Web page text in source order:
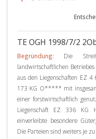
TE OGH 1998/7/2
Begründung: Die
landwirtschaftlichen
aus den Liegenschaften EZ
173 KG O***** mit
einer forstwirtschaftlich
Liegenschaft EZ 336 KG
einverleibte besondere
Die Parteien sind weiters je zu